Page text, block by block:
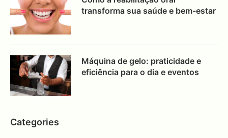
transforma sua saúde e bem-estar
Máquina de gelo: praticidade e
eficiência para o dia e eventos
Categories